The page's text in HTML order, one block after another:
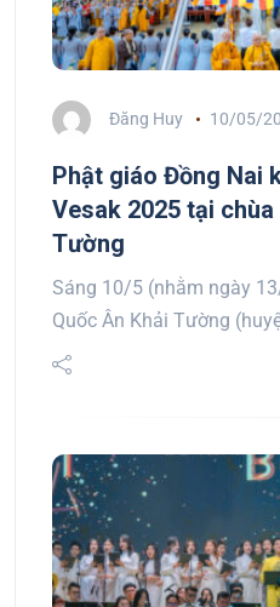
Đăng Huy 10/05/
Phật giáo Đồng Nai
Vesak 2025 tại chùa
Tường
Sáng 10/5 (nhằm ngày
Quốc Ân Khải Tường